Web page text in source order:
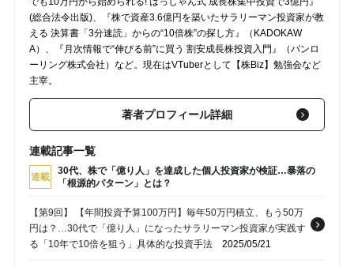
(総合法令出版)、『株で資産3.6億円を築いたサラリーマン投資家が教
える 決算書「3分速読」からの“10倍株”の探し方』（KADOKAW
A）、『月次情報で“伸びる前”に買う 割安成長株投資入門』（パンロ
ーリング株式会社）など。現在はVTuberとして【株Biz】勉強会など
主宰。
著者プロフィール詳細
連載記事一覧
連載
30代、株で「億り人」を達成した個人投資家が検証…暴落の
「根源的パターン」とは？
【第9回】 【年間投資予算100万円】毎年50万円積立、もう50万
円は？…30代で「億り人」になったサラリーマン投資家が実践す
る「10年で10倍を狙う」具体的な投資手法 2025/05/21